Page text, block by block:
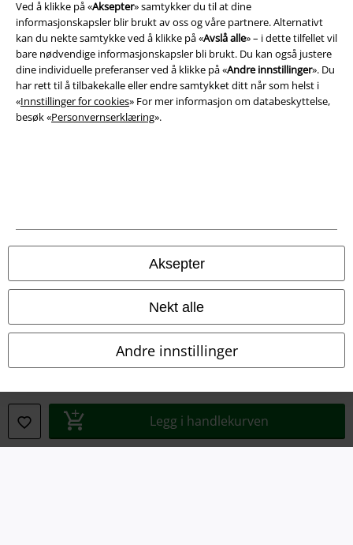
Ved å klikke på «Aksepter» samtykker du til at dine
informasjonskapsler blir brukt av oss og våre partnere. Alternativt
kan du nekte samtykke ved å klikke på «Avslå alle» – i dette tilfellet vil
bare nødvendige informasjonskapsler bli brukt. Du kan også justere
dine individuelle preferanser ved å klikke på «Andre innstillinger». Du
har rett til å tilbakekalle eller endre samtykket ditt når som helst i
«Innstillinger for cookies» For mer informasjon om databeskyttelse,
besøk «Personvernserklæring».
Aksepter
Nekt alle
Andre innstillinger
Legg i handlekurven
A Warner Music Group Company
Juridisk informasjon/Vilkår
Vilkår
Impressum
Konfidensialitetserklæring
Samsvarserklæring